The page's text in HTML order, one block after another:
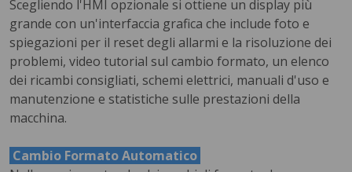
Scegliendo l'HMI opzionale si ottiene un display più
grande con un'interfaccia grafica che include foto e
spiegazioni per il reset degli allarmi e la risoluzione dei
problemi, video tutorial sul cambio formato, un elenco
dei ricambi consigliati, schemi elettrici, manuali d'uso e
manutenzione e statistiche sulle prestazioni della
macchina.
Cambio Formato Automatico